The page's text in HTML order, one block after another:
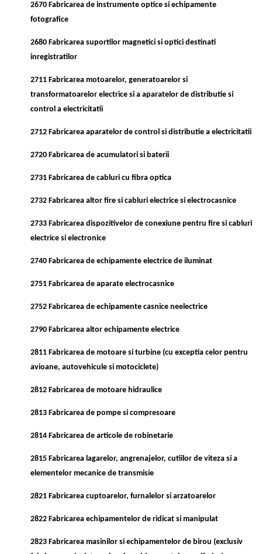
2670 Fabricarea de instrumente optice si echipamente
fotografice
2680 Fabricarea suportilor magnetici si optici destinati
inregistratilor
2711 Fabricarea motoarelor, generatoarelor si
transformatoarelor electrice si a aparatelor de distributie si
control a electricitatii
2712 Fabricarea aparatelor de control si distributie a electricitatii
2720 Fabricarea de acumulatori si baterii
2731 Fabricarea de cabluri cu fibra optica
2732 Fabricarea altor fire si cabluri electrice si electrocasnice
2733 Fabricarea dispozitivelor de conexiune pentru fire si cabluri
electrice si electronice
2740 Fabricarea de echipamente electrice de iluminat
2751 Fabricarea de aparate electrocasnice
2752 Fabricarea de echipamente casnice neelectrice
2790 Fabricarea altor echipamente electrice
2811 Fabricarea de motoare si turbine (cu exceptia celor pentru
avioane, autovehicule si motociclete)
2812 Fabricarea de motoare hidraulice
2813 Fabricarea de pompe si compresoare
2814 Fabricarea de articole de robinetarie
2815 Fabricarea lagarelor, angrenajelor, cutiilor de viteza si a
elementelor mecanice de transmisie
2821 Fabricarea cuptoarelor, furnalelor si arzatoarelor
2822 Fabricarea echipamentelor de ridicat si manipulat
2823 Fabricarea masinilor si echipamentelor de birou (exclusiv